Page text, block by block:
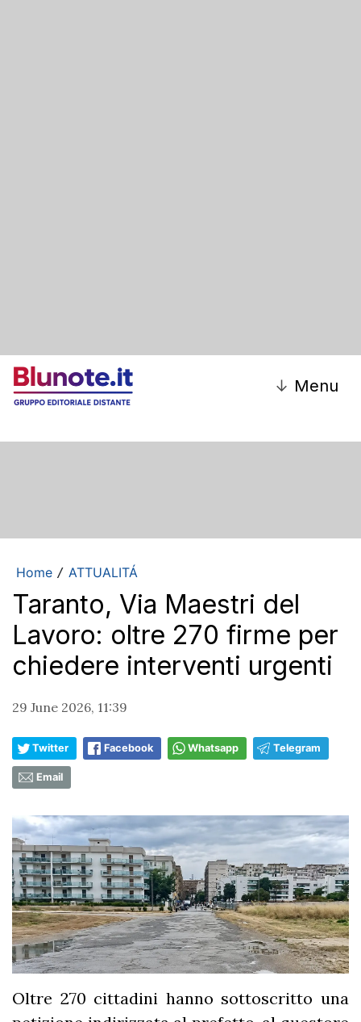
↓ Menu
Home / ATTUALITÁ
Taranto, Via Maestri del
Lavoro: oltre 270 firme per
chiedere interventi urgenti
29 June 2026, 11:39
Twitter Facebook Whatsapp Telegram
Email
Oltre 270 cittadini hanno sottoscritto una